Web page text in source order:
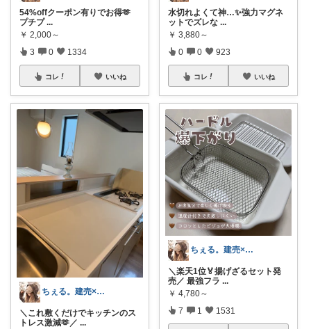
54%offクーポン有りでお得🫶
プチプ ...
￥ 2,000～
3 0 1334
コレ いいね
ちぇる。建売×暖色お家づくり
＼これ敷くだけでキッチンのス
トレス激減🫶／ ...
水切れよくて神…✨️強力マグネ
ットでズレな ...
￥ 3,880～
0 0 923
コレ いいね
ちぇる。建売×暖色お家づくり
＼楽天1位🏅揚げざるセット発
売／ 最強フラ ...
￥ 4,780～
7 1 1531